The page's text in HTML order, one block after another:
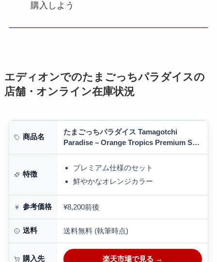
購入しよう
エディオンでのたまごっちパラダイスの
店舗・オンライン在庫状況
商品名
たまごっちパラダイス Tamagotchi
Paradise – Orange Tropics Premium Set
1個 ｜発売日前日出荷｜ オレンジトロピ…
特徴
プレミアム仕様のセット
鮮やかなオレンジカラー
参考価格 ¥8,200前後
送料 送料無料 (執筆時点)
購入先 楽天市場で見る →